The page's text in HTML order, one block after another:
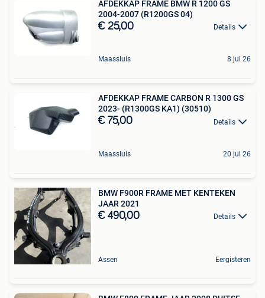
AFDEKKAP FRAME BMW R 1200 GS
2004-2007 (R1200GS 04)
€ 25,00 Details
Maassluis 8 jul 26
AFDEKKAP FRAME CARBON R 1300 GS
2023- (R1300GS KA1) (30510)
€ 75,00 Details
Maassluis 20 jul 26
BMW F900R FRAME MET KENTEKEN
JAAR 2021
€ 490,00 Details
Assen Eergisteren